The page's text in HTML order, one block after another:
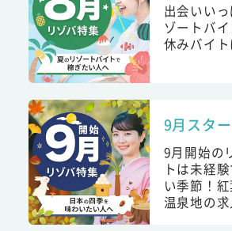
出会いい
ゾートバ
休みバイト
9月スタ
9月開始の
トは未経
い季節！
温泉地の求